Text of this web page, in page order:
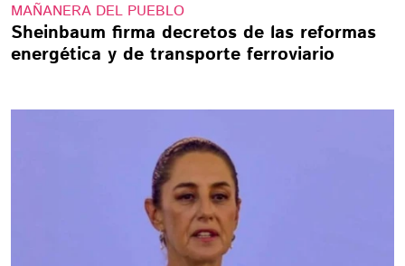
MAÑANERA DEL PUEBLO
Sheinbaum firma decretos de las reformas
energética y de transporte ferroviario